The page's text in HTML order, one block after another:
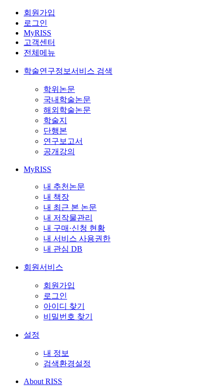
회원가입
로그인
MyRISS
고객센터
전체메뉴
학술연구정보서비스 검색
학위논문
국내학술논문
해외학술논문
학술지
단행본
연구보고서
공개강의
MyRISS
내 추천논문
내 책장
내 최근 본 논문
내 저작물관리
내 구매·신청 현황
내 서비스 사용권한
내 관심 DB
회원서비스
회원가입
로그인
아이디 찾기
비밀번호 찾기
설정
내 정보
검색환경설정
About RISS